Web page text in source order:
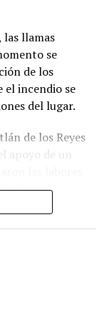
el
llamas
se
de los
el incendio se
del lugar.
de los Reyes
apoyo de un
la emergencia